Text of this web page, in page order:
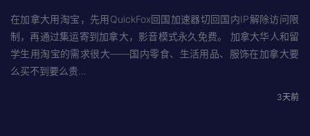
在加拿大用淘宝，先用QuickFox回国加速器切回国内IP解除访问限
制，再通过集运寄到加拿大，影音模式永久免费。 加拿大华人和留
学生用淘宝的需求很大——国内零食、生活用品、服饰在加拿大要
么买不到要么贵…
3天前